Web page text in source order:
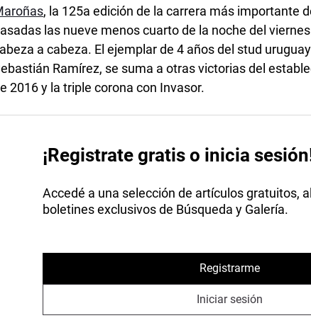
, la 125a edición de la carrera más importante
las nueve menos cuarto de la noche del
a cabeza. El ejemplar de 4 años del stud
Ramírez, se suma a otras victorias del
2016 y la triple corona con Invasor.
¡Registrate gratis o inicia
Accedé a una selección de artículos gratuitos,
boletines exclusivos de Búsqueda y Galería.
Registrarme
Iniciar sesión